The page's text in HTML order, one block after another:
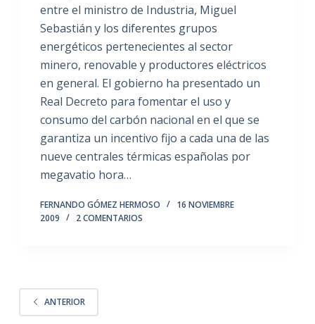
entre el ministro de Industria, Miguel
Sebastián y los diferentes grupos
energéticos pertenecientes al sector
minero, renovable y productores eléctricos
en general. El gobierno ha presentado un
Real Decreto para fomentar el uso y
consumo del carbón nacional en el que se
garantiza un incentivo fijo a cada una de las
nueve centrales térmicas españolas por
megavatio hora…
FERNANDO GÓMEZ HERMOSO
16 NOVIEMBRE
2009
2 COMENTARIOS
ANTERIOR